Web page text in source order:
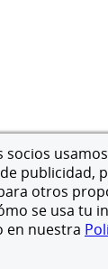
publicidad,
otros
se usa tu
en nuestra